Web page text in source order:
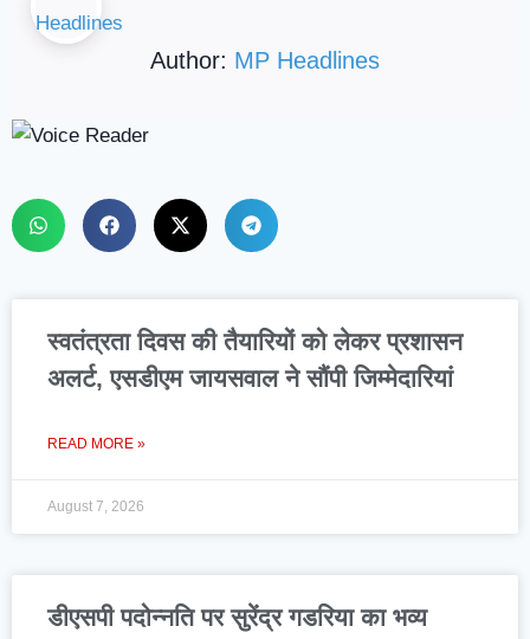
Author: MP Headlines
स्वतंत्रता दिवस की तैयारियों को लेकर प्रशासन
अलर्ट, एसडीएम जायसवाल ने सौंपी जिम्मेदारियां
READ MORE »
August 7, 2026
डीएसपी पदोन्नति पर सुरेंद्र गडरिया का भव्य